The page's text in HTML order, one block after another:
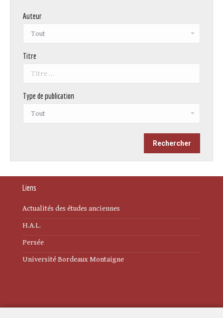
Auteur
Titre
Type de publication
Liens
Actualités des études anciennes
H.A.L.
Persée
Université Bordeaux Montaigne